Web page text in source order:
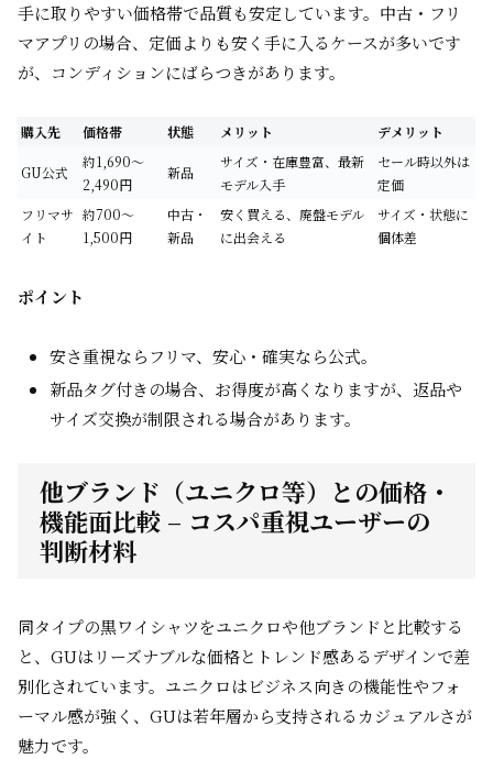
手に取りやすい価格帯で品質も安定しています。中古・フリ
マアプリの場合、定価よりも安く手に入るケースが多いです
が、コンディションにばらつきがあります。
購入先 価格帯 状態 メリット デメリット
GU公式
約1,690～
2,490円
新品
サイズ・在庫豊富、最新
モデル入手
セール時以外は
定価
フリマサ
イト
約700～
1,500円
中古・
新品
安く買える、廃盤モデル
に出会える
サイズ・状態に
個体差
ポイント
安さ重視ならフリマ、安心・確実なら公式。
新品タグ付きの場合、お得度が高くなりますが、返品や
サイズ交換が制限される場合があります。
他ブランド（ユニクロ等）との価格・
機能面比較 – コスパ重視ユーザーの
判断材料
同タイプの黒ワイシャツをユニクロや他ブランドと比較する
と、GUはリーズナブルな価格とトレンド感あるデザインで差
別化されています。ユニクロはビジネス向きの機能性やフォ
ーマル感が強く、GUは若年層から支持されるカジュアルさが
魅力です。